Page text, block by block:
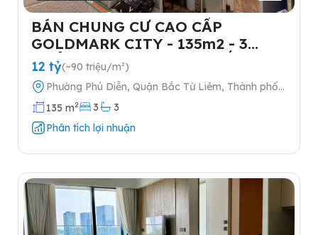
BÁN CHUNG CƯ CAO CẤP
GOLDMARK CITY - 135m2 - 3
NGỦ-TẶNG FULL NỘI THẤT- 2
SLOT Ô TÔ
12 tỷ(~90 triệu/m²)
Phường Phú Diễn, Quận Bắc Từ Liêm, Thành phố
Hà Nội
135 m2 3
3
Phân tích lợi nhuận